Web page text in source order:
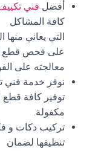
أفضل فني
كافة المشاكل
التي يعاني
على فحص قطع
معالجته على
نوفر خدمة فني
توفير كافة قطع
مكفولة.
تركيب دكات و
تنظيفها لضمان